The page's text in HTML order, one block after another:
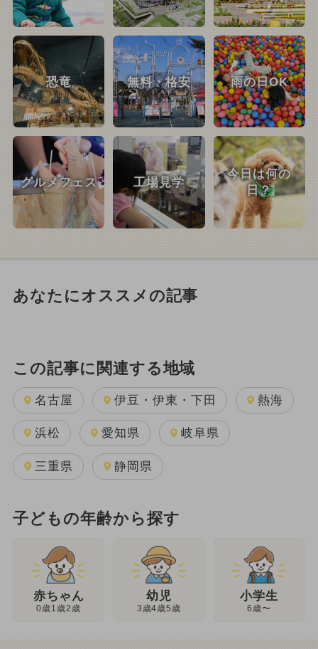
恐竜 無料・格安 雨の日OK
グルメフェス 工場見学
今日は何の
日？
あなたにオススメの記事
この記事に関連する地域
名古屋 伊豆・伊東・下田 熱海
浜松 愛知県 岐阜県
三重県 静岡県
子どもの年齢から探す
赤ちゃん
0歳1歳2歳
幼児
3歳4歳5歳
小学生
6歳〜